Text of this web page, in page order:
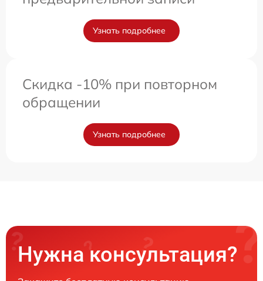
Узнать подробнее
Скидка -10% при повторном
обращении
Узнать подробнее
Нужна консультация?